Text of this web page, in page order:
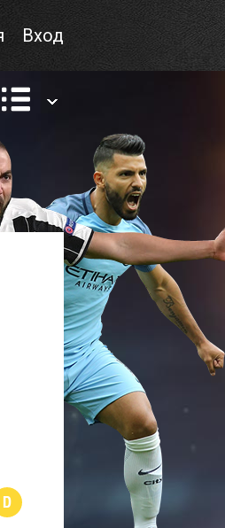
Вход
D